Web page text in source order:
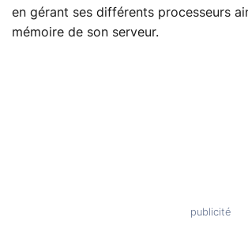
en gérant ses différents processeurs
mémoire de son serveur.